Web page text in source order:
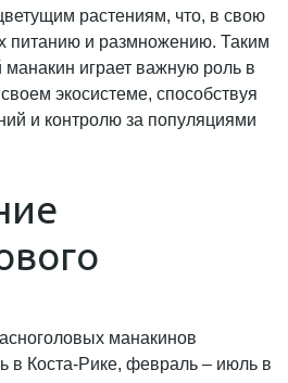
растениям, что, в свою
питанию и размножению. Таким
играет важную роль в
экосистеме, способствуя
и контролю за популяциями
манакинов
в Коста-Рике, февраль – июль в